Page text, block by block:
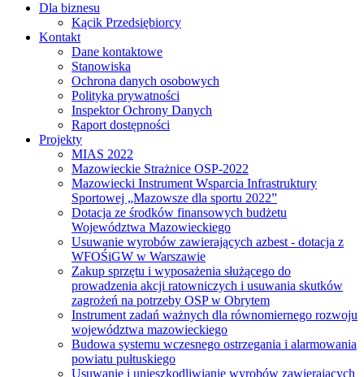
Dla biznesu
Kącik Przedsiębiorcy
Kontakt
Dane kontaktowe
Stanowiska
Ochrona danych osobowych
Polityka prywatności
Inspektor Ochrony Danych
Raport dostępności
Projekty
MIAS 2022
Mazowieckie Strażnice OSP-2022
Mazowiecki Instrument Wsparcia Infrastruktury
Sportowej „Mazowsze dla sportu 2022”
Dotacja ze środków finansowych budżetu
Województwa Mazowieckiego
Usuwanie wyrobów zawierających azbest - dotacja z
WFOŚiGW w Warszawie
Zakup sprzętu i wyposażenia służącego do
prowadzenia akcji ratowniczych i usuwania skutków
zagrożeń na potrzeby OSP w Obrytem
Instrument zadań ważnych dla równomiernego rozwoju
województwa mazowieckiego
Budowa systemu wczesnego ostrzegania i alarmowania
powiatu pułtuskiego
Usuwanie i unieszkodliwianie wyrobów zawierających